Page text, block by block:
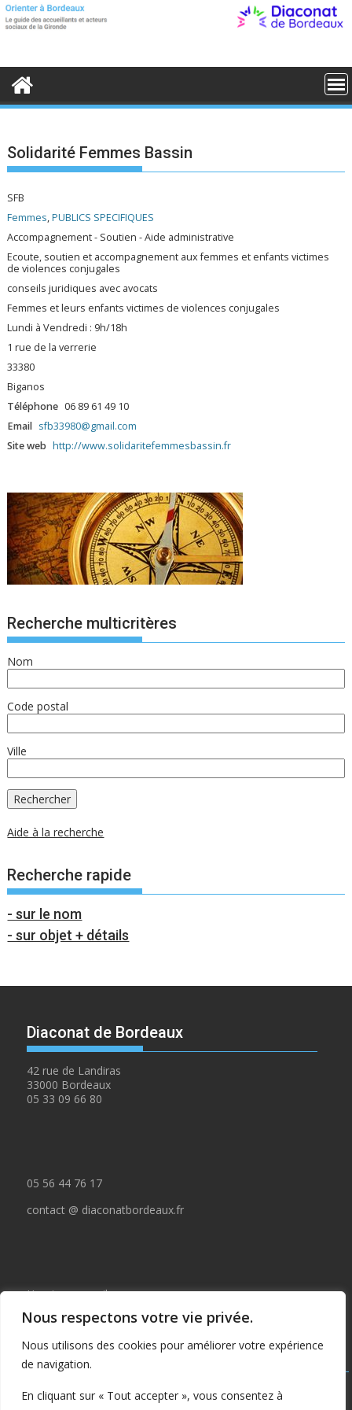
Nous respectons votre vie privée.
Nous utilisons des cookies pour améliorer votre expérience
de navigation.
En cliquant sur « Tout accepter », vous consentez à
S
t
o
Solidarité Femmes Bassin
SFB
Femmes,PUBLICS SPECIFIQUES
Accompagnement - Soutien - Aide administrative
Ecoute, soutien et accompagnement aux femmes et enfants victimes
de violences conjugales
conseils juridiques avec avocats
Femmes et leurs enfants victimes de violences conjugales
Lundi à Vendredi : 9h/18h
1 rue de la verrerie
33380
Biganos
Téléphone 06 89 61 49 10
Email sfb33980@gmail.com
Site web http://www.solidaritefemmesbassin.fr
Recherche multicritères
Nom
Code postal
Ville
Aide à la recherche
Recherche rapide
- sur le nom
- sur objet + détails
Diaconat de Bordeaux
42 rue de Landiras
33000 Bordeaux
05 33 09 66 80
05 56 44 76 17
contact @ diaconatbordeaux.fr
Horaires accueil :
du lundi au jeudi de 09:00 à 12:30
et de 14:00 à 17:00
Tous droits réservés © depuis 2015 : Il est interdit de copier ou